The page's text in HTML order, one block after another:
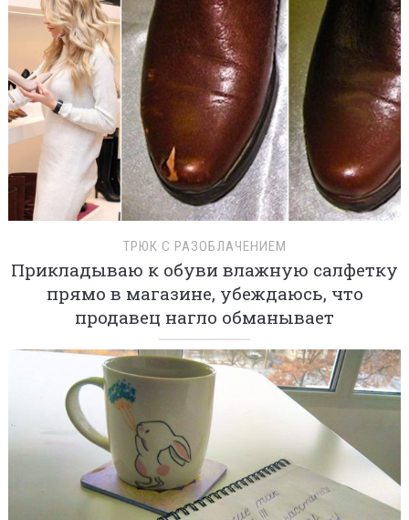
ТРЮК С РАЗОБЛАЧЕНИЕМ
Прикладываю к обуви влажную салфетку
прямо в магазине, убеждаюсь, что
продавец нагло обманывает